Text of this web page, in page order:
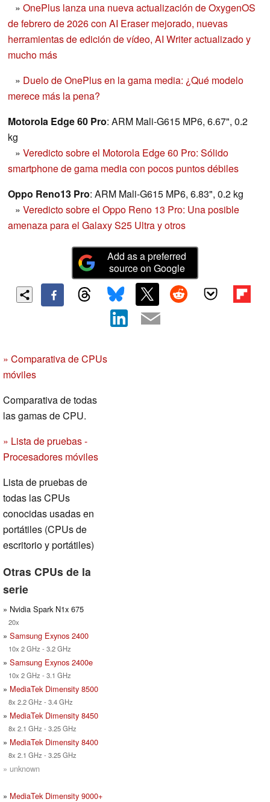
» OnePlus lanza una nueva actualización de OxygenOS
de febrero de 2026 con AI Eraser mejorado, nuevas
herramientas de edición de vídeo, AI Writer actualizado y
mucho más
» Duelo de OnePlus en la gama media: ¿Qué modelo
merece más la pena?
Motorola Edge 60 Pro: ARM Mali-G615 MP6, 6.67", 0.2
kg
» Veredicto sobre el Motorola Edge 60 Pro: Sólido
smartphone de gama media con pocos puntos débiles
Oppo Reno13 Pro: ARM Mali-G615 MP6, 6.83", 0.2 kg
» Veredicto sobre el Oppo Reno 13 Pro: Una posible
amenaza para el Galaxy S25 Ultra y otros
Add as a preferred
source on Google
» Comparativa de CPUs
móviles
Comparativa de todas
las gamas de CPU.
» Lista de pruebas -
Procesadores móviles
Lista de pruebas de
todas las CPUs
conocidas usadas en
portátiles (CPUs de
escritorio y portátiles)
Otras CPUs de la
serie
» Nvidia Spark N1x 675
20x
» Samsung Exynos 2400
10x 2 GHz - 3.2 GHz
» Samsung Exynos 2400e
10x 2 GHz - 3.1 GHz
» MediaTek Dimensity 8500
8x 2.2 GHz - 3.4 GHz
» MediaTek Dimensity 8450
8x 2.1 GHz - 3.25 GHz
» MediaTek Dimensity 8400
8x 2.1 GHz - 3.25 GHz
» unknown
» MediaTek Dimensity 9000+